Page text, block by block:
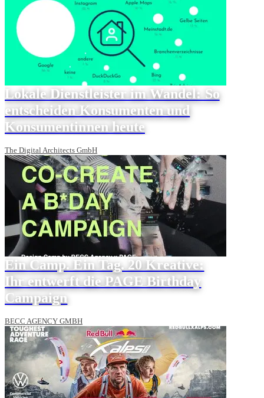
Lokale Dienstleister im Wandel: So
entscheiden Konsumenten und
Konsumentinnen heute
The Digital Architects GmbH
Ein Camp. Ein Tag. 20 Kreative:
Ihr entwerft die PAGE Birthday
Campaign
BECC AGENCY GMBH